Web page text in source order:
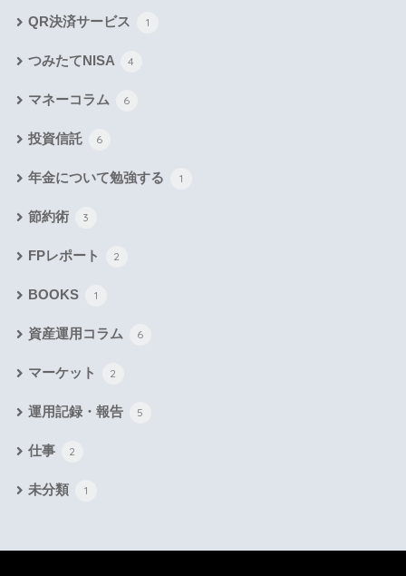
QR決済サービス 1
つみたてNISA 4
マネーコラム 6
投資信託 6
年金について勉強する 1
節約術 3
FPレポート 2
BOOKS 1
資産運用コラム 6
マーケット 2
運用記録・報告 5
仕事 2
未分類 1